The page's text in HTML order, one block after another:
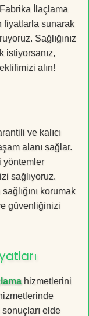
İlaçlama
fiyatlarla sunarak
Sağlığınız
istiyorsanız,
alın!
ve kalıcı
alanı sağlar.
yöntemler
sağlıyoruz.
korumak
güvenliğinizi
hizmetlerini
elde